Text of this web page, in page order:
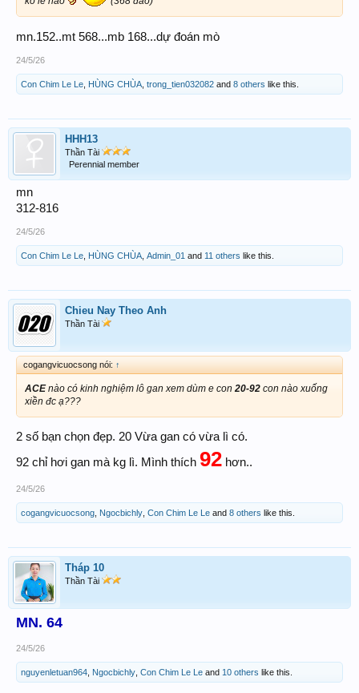
mn.152..mt 568...mb 168...dự đoán mò
24/5/26
Con Chim Le Le HÙNG CHÙA trong_tien032082 and 8 others like this.
HHH13
Thần Tài
Perennial member
mn
312-816
24/5/26
Con Chim Le Le HÙNG CHÙA Admin_01 and 11 others like this.
Chieu Nay Theo Anh
Thần Tài
cogangvicuocsong nói: ↑
ACEnào có kinh nghiệm lô gan xem dùm e con 20-92 con nào xuống
xiền đc ạ???
2 số bạn chọn đẹp. 20 Vừa gan có vừa lì có.
92 chỉ hơi gan mà kg lì. Mình thích 92 hơn..
24/5/26
cogangvicuocsong Ngocbichly Con Chim Le Le and 8 others like this.
Tháp 10
Thần Tài
MN. 64
24/5/26
nguyenletuan964 Ngocbichly Con Chim Le Le and 10 others like this.